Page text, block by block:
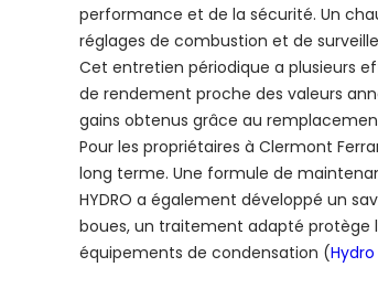
performance et de la sécurité. Un
réglages de combustion et de
Cet entretien périodique a plusieurs
de rendement proche des valeurs
gains obtenus grâce au
Pour les propriétaires à Clermont
long terme. Une formule de
HYDRO a également développé un
boues, un traitement adapté protège
équipements de condensation (